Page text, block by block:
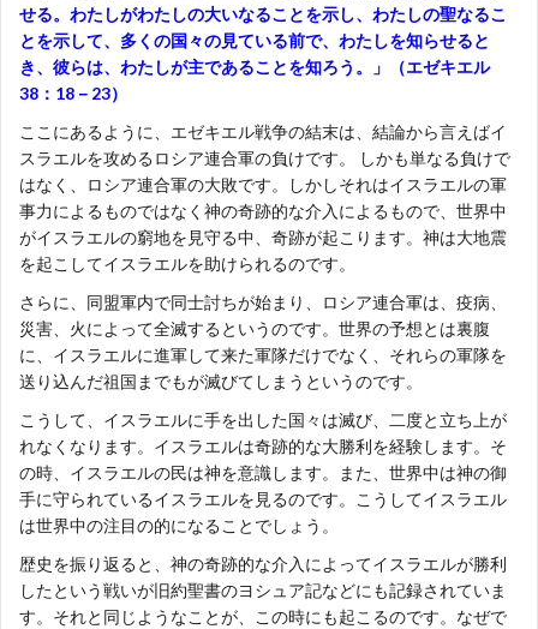
せる。わたしがわたしの大いなることを示し、わたしの聖なるこ
とを示して、多くの国々の見ている前で、わたしを知らせると
き、彼らは、わたしが主であることを知ろう。」（エゼキエル
38：18－23）
ここにあるように、エゼキエル戦争の結末は、結論から言えばイ
スラエルを攻めるロシア連合軍の負けです。 しかも単なる負けで
はなく、ロシア連合軍の大敗です。しかしそれはイスラエルの軍
事力によるものではなく神の奇跡的な介入によるもので、世界中
がイスラエルの窮地を見守る中、奇跡が起こります。神は大地震
を起こしてイスラエルを助けられるのです。
さらに、同盟軍内で同士討ちが始まり、ロシア連合軍は、疫病、
災害、火によって全滅するというのです。世界の予想とは裏腹
に、イスラエルに進軍して来た軍隊だけでなく、それらの軍隊を
送り込んだ祖国までもが滅びてしまうというのです。
こうして、イスラエルに手を出した国々は滅び、二度と立ち上が
れなくなります。イスラエルは奇跡的な大勝利を経験します。そ
の時、イスラエルの民は神を意識します。また、世界中は神の御
手に守られているイスラエルを見るのです。こうしてイスラエル
は世界中の注目の的になることでしょう。
歴史を振り返ると、神の奇跡的な介入によってイスラエルが勝利
したという戦いが旧約聖書のヨシュア記などにも記録されていま
す。それと同じようなことが、この時にも起こるのです。なぜで